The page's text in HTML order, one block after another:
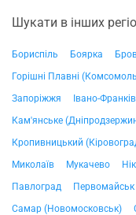
Шукати в інших
Бориспіль Боярка
Горішні Плавні
Запоріжжя
Івано-
Кам'янське
Кропивницький
Миколаїв
Мукачево
Павлоград
Первомайськ
Самар (Новомосковськ)